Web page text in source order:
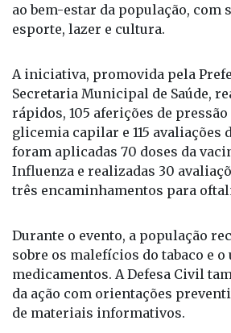
ao bem-estar da população, com
esporte, lazer e cultura.
A iniciativa, promovida pela
Secretaria Municipal de Saúde,
rápidos, 105 aferições de
glicemia capilar e 115 avaliações
foram aplicadas 70 doses da
Influenza e realizadas 30
três encaminhamentos para
Durante o evento, a população
sobre os malefícios do tabaco e o
medicamentos. A Defesa Civil
da ação com orientações
de materiais informativos.